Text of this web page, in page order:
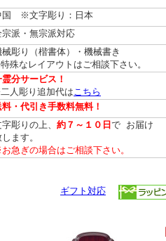
国 ※文字彫り：日本
宗派・無宗派対応
械彫り（楷書体）・機械書き
殊なレイアウトはご相談下さい。
霊分サービス！
人彫り追加代は こちら
料・代引き手数料無料！
彫りの上、 約７～１０日で お届け
ます。
急ぎの場合はご相談下さい。
ギフト対応